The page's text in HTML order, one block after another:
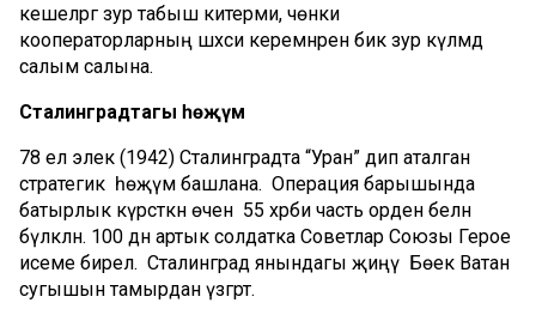
кешеләргә зур табыш китерми, чөнки
кооператорларның шәхси керемнәренә бик зур күләмдә
салым салына.
Сталинградтагы һөҗүм
78 ел элек (1942) Сталинградта “Уран” дип аталган
стратегик һөҗүм башлана. Операция барышында
батырлык күрсәткән өчен 55 хәрби часть орден белән
бүләкләнә. 100 дән артык солдатка Советлар Союзы Герое
исеме бирелә. Сталинград янындагы җиңү Бөек Ватан
сугышын тамырдан үзгәртә.